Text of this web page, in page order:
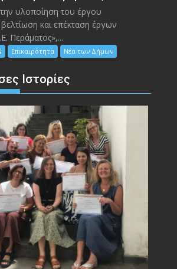
υλοποίηση του έργου
και επέκταση έργων
Περάματος»,...
Επικαιρότητα Νέα των Δήμων
Ιστορίες